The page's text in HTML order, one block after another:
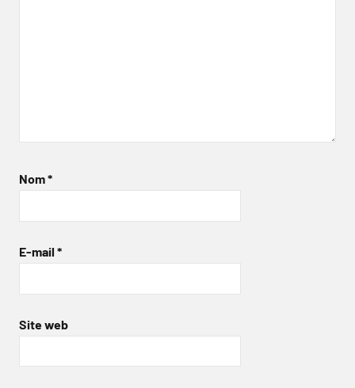
Nom*
E-mail *
Site web